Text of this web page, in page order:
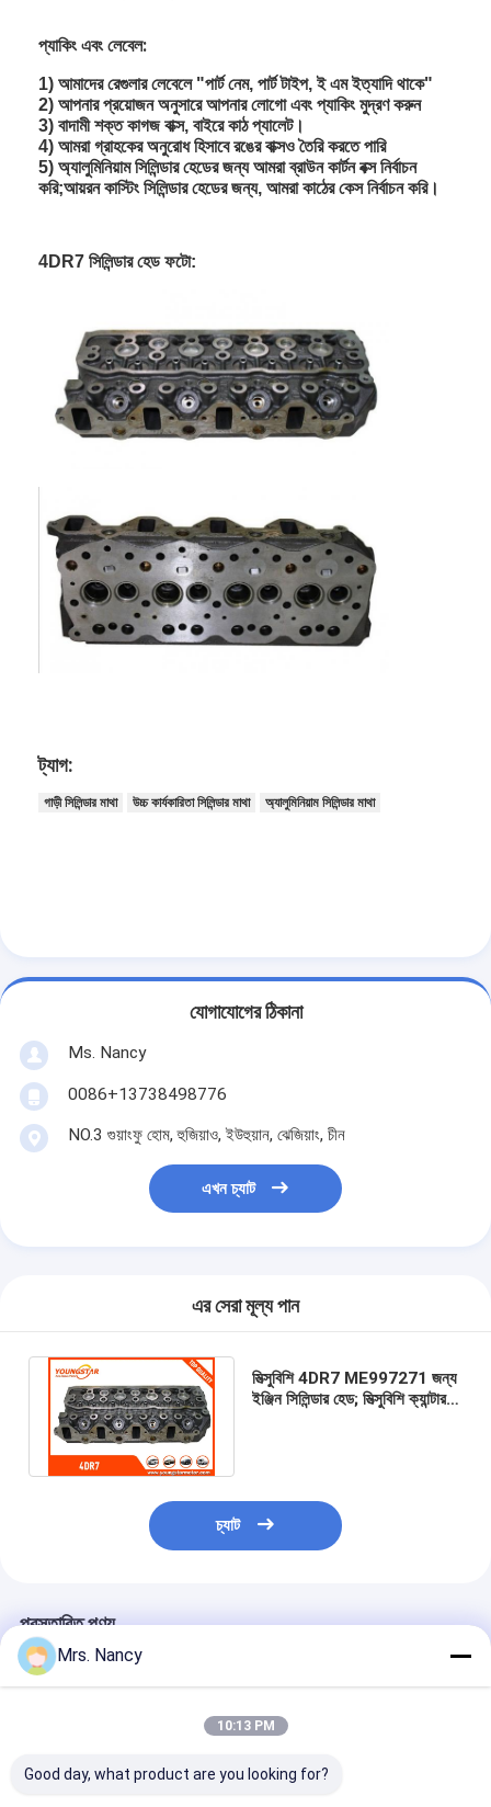
ভিডিও
ইঞ্জিন সিলিন্ডার ব্লক
সম্পূর্ণ সিলিন্ডার হেড
ইঞ্জিন সংযোগ রড
ইঞ্জিন রকার আর্ম
গাড়ির ইঞ্জিন ভালভ
সিলিন্ডার হেড মেরামত
সিলিন্ডার হেড Gasket
কার টারবোচারার
অটোমোবাইল ইঞ্জিন যন্ত্রাংশ
প্যাকিং এবং লেবেল:
1) আমাদের রেগুলার লেবেলে "পার্ট নেম, পার্ট টাইপ, ই এম ইত্যাদি থাকে"
2) আপনার প্রয়োজন অনুসারে আপনার লোগো এবং প্যাকিং মুদ্রণ করুন
3) বাদামী শক্ত কাগজ বাক্স, বাইরে কাঠ প্যালেট।
4) আমরা গ্রাহকের অনুরোধ হিসাবে রঙের বাক্সও তৈরি করতে পারি
5) অ্যালুমিনিয়াম সিলিন্ডার হেডের জন্য আমরা ব্রাউন কার্টন বক্স নির্বাচন
করি;আয়রন কাস্টিং সিলিন্ডার হেডের জন্য, আমরা কাঠের কেস নির্বাচন করি।
4DR7 সিলিন্ডার হেড ফটো:
ট্যাগ:
গাড়ী সিলিন্ডার মাথা উচ্চ কার্যকারিতা সিলিন্ডার মাথা অ্যালুমিনিয়াম সিলিন্ডার মাথা
যোগাযোগের ঠিকানা
Ms. Nancy
0086+13738498776
NO.3 গুয়াংফু হোম, হুজিয়াও, ইউহুয়ান, ঝেজিয়াং, চীন
এখন চ্যাট
এর সেরা মূল্য পান
মিত্সুবিশি 4DR7 ME997271 জন্য
ইঞ্জিন সিলিন্ডার হেড; মিত্সুবিশি ক্যান্টার
চ্যাট
প্রস্তাবিত পণ্য
Mrs. Nancy
10:13 PM
Good day, what product are you looking for?